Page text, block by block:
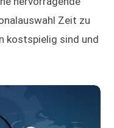
Zeit zu
kostspielig sind und